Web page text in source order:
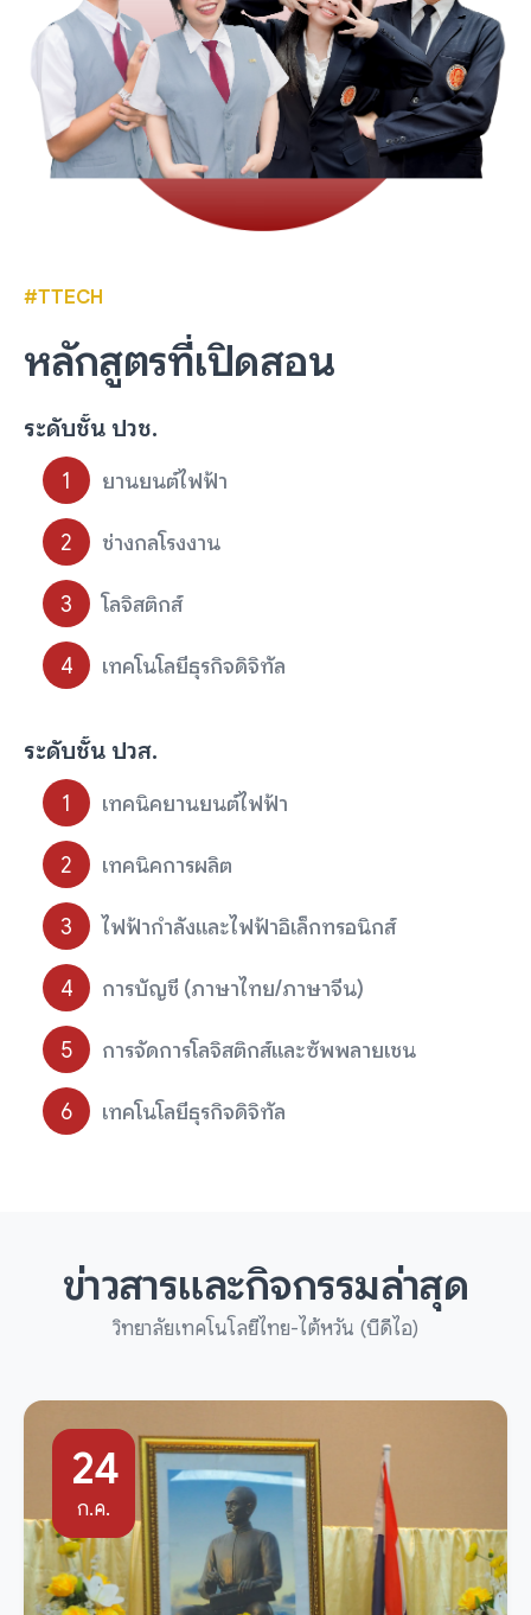
#TTECH
หลักสูตรที่เปิดสอน
ระดับชั้น ปวช.
ยานยนต์ไฟฟ้า
ช่างกลโรงงาน
โลจิสติกส์
เทคโนโลยีธุรกิจดิจิทัล
ระดับชั้น ปวส.
เทคนิคยานยนต์ไฟฟ้า
เทคนิคการผลิต
ไฟฟ้ากำลังและไฟฟ้าอิเล็กทรอนิกส์
การบัญชี (ภาษาไทย/ภาษาจีน)
การจัดการโลจิสติกส์และซัพพลายเชน
เทคโนโลยีธุรกิจดิจิทัล
ข่าวสารและกิจกรรมล่าสุด
วิทยาลัยเทคโนโลยีไทย-ไต้หวัน (บีดีไอ)
24
ก.ค.